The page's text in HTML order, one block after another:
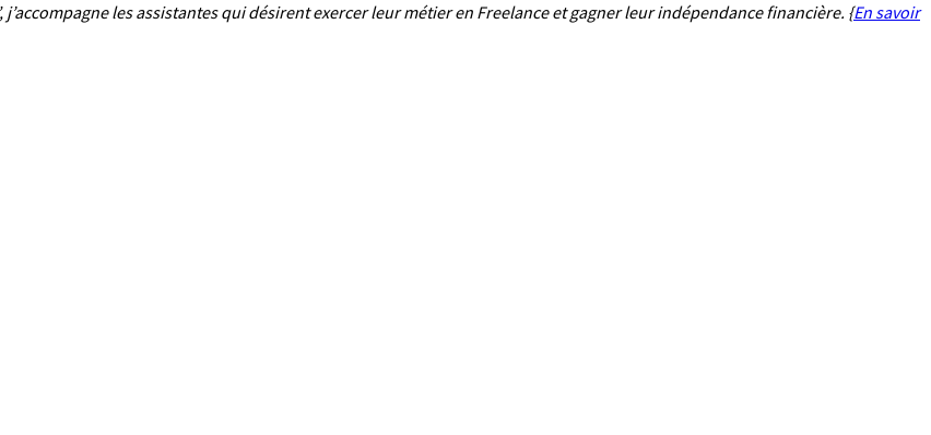
j’accompagne les assistantes qui désirent exercer leur métier en Freelance et gagner leur indépendance financière. {En savoir